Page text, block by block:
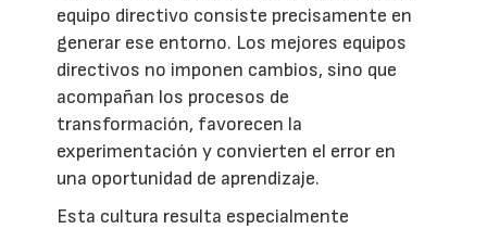
equipo directivo consiste precisamente en
generar ese entorno. Los mejores equipos
directivos no imponen cambios, sino que
acompañan los procesos de
transformación, favorecen la
experimentación y convierten el error en
una oportunidad de aprendizaje.
Esta cultura resulta especialmente